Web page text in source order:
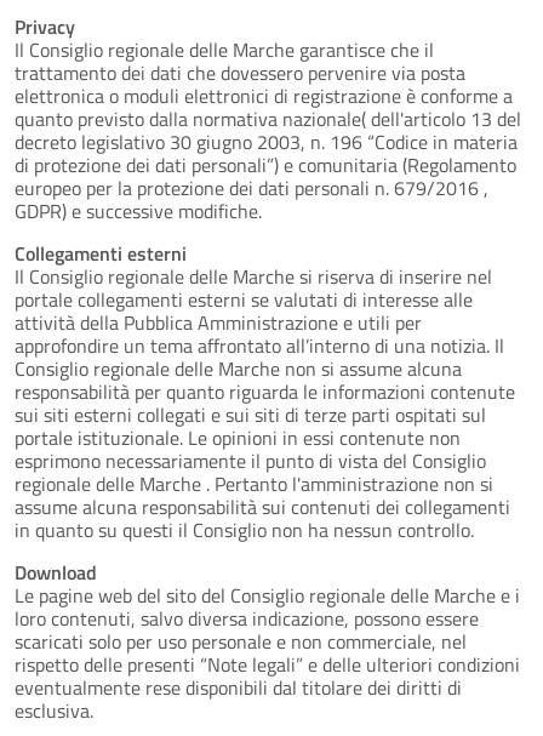
Privacy
Il Consiglio regionale delle Marche garantisce che il
trattamento dei dati che dovessero pervenire via posta
elettronica o moduli elettronici di registrazione è conforme a
quanto previsto dalla normativa nazionale( dell'articolo 13 del
decreto legislativo 30 giugno 2003, n. 196 “Codice in materia
di protezione dei dati personali”) e comunitaria (Regolamento
europeo per la protezione dei dati personali n. 679/2016 ,
GDPR) e successive modifiche.
Collegamenti esterni
Il Consiglio regionale delle Marche si riserva di inserire nel
portale collegamenti esterni se valutati di interesse alle
attività della Pubblica Amministrazione e utili per
approfondire un tema affrontato all’interno di una notizia. Il
Consiglio regionale delle Marche non si assume alcuna
responsabilità per quanto riguarda le informazioni contenute
sui siti esterni collegati e sui siti di terze parti ospitati sul
portale istituzionale. Le opinioni in essi contenute non
esprimono necessariamente il punto di vista del Consiglio
regionale delle Marche . Pertanto l'amministrazione non si
assume alcuna responsabilità sui contenuti dei collegamenti
in quanto su questi il Consiglio non ha nessun controllo.
Download
Le pagine web del sito del Consiglio regionale delle Marche e i
loro contenuti, salvo diversa indicazione, possono essere
scaricati solo per uso personale e non commerciale, nel
rispetto delle presenti “Note legali” e delle ulteriori condizioni
eventualmente rese disponibili dal titolare dei diritti di
esclusiva.